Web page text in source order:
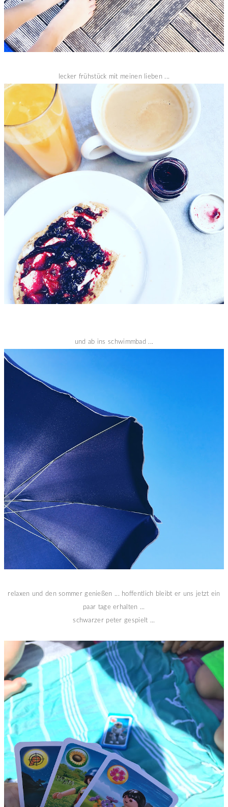
lecker frühstück mit meinen lieben ...
und ab ins schwimmbad ...
relaxen und den sommer genießen ... hoffentlich bleibt er uns jetzt ein
paar tage erhalten ...
schwarzer peter gespielt ...